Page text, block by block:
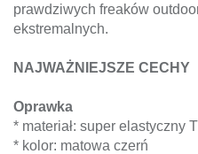
prawdziwych freaków
ekstremalnych.
NAJWAŻNIEJSZE CECHY
Oprawka
* materiał: super elastyczny
* kolor: matowa czerń